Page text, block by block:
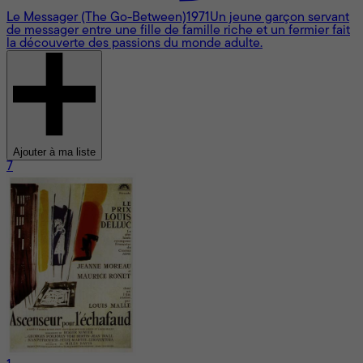
Le Messager (The Go-Between)1971 Un jeune garçon servant
de messager entre une fille de famille riche et un fermier fait
la découverte des passions du monde adulte.
Ajouter à ma liste
7